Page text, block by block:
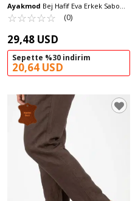
Ayakmod Bej Hafif Eva Erkek Sabo
Terlik Cat M
☆☆☆☆☆
★★★★★ (0)
29,48 USD
Sepette %30 indirim
20,64 USD